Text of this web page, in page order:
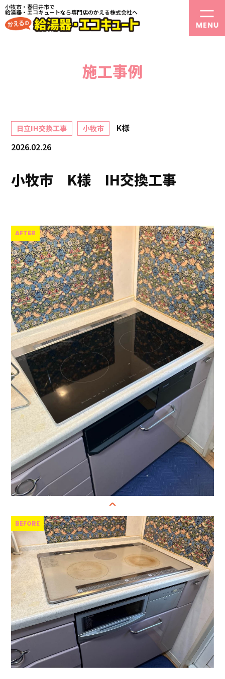
小牧市・春日井市で
給湯器・エコキュートなら専門店のかえる株式会社へ
施工事例
日立IH交換工事 小牧市
K様
2026.02.26
小牧市 K様 IH交換工事